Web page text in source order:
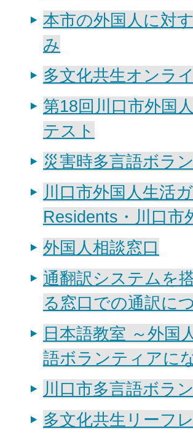
本市の外国人に対
み
多文化共生オンラ
第18回川口市外国
テスト
災害時多言語ボラ
川口市外国人生活
Residents・川口市
外国人相談窓口
通翻訳システムを
る窓口での通訳に
日本語教室 ～外国
語ボランティアに
川口市多言語ボラ
多文化共生リーフ